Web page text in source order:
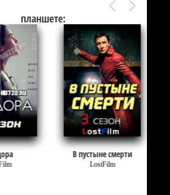
планшете:
В пустыне смерти
LostFilm